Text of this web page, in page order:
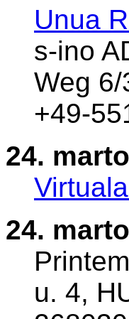
Unua
s-ino
Weg
+49-
24. marto
24.
u. 4,